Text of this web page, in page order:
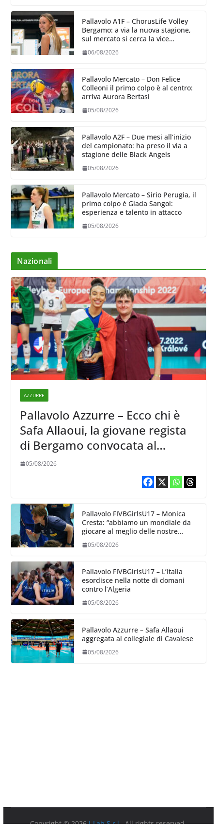
Pallavolo A1F – ChorusLife Volley
Bergamo: a via la nuova stagione,
sul mercato si cerca la vice
06/08/2026
Pallavolo Mercato – Don Felice
Colleoni il primo colpo è al centro:
arriva Aurora Bertasi
05/08/2026
Pallavolo A2F – Due mesi all’inizio
del campionato: ha preso il via a
stagione delle Black Angels
05/08/2026
Pallavolo Mercato – Sirio Perugia, il
primo colpo è Giada Sangoi:
esperienza e talento in attacco
05/08/2026
Nazionali
AZZURRE
Pallavolo Azzurre – Ecco chi è
Safa Allaoui, la giovane regista
di Bergamo convocata al
collegiale di Cavalese
05/08/2026
Pallavolo FIVBGirlsU17 – Monica
Cresta: “abbiamo un mondiale da
giocare al meglio delle nostre
05/08/2026
Pallavolo FIVBGirlsU17 – L’Italia
esordisce nella notte di domani
contro l’Algeria
05/08/2026
Pallavolo Azzurre – Safa Allaoui
aggregata al collegiale di Cavalese
05/08/2026